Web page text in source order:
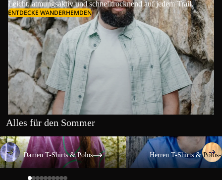
Leicht, atmungsaktiv und schnelltrocknend auf jedem Trail.
ENTDECKE WANDERHEMDEN
Alles für den Sommer
Damen T-Shirts & Polos
Damen T-Shirts & Polos
Herren T-Shirts & Polos
Herren T-Shirts & Polos